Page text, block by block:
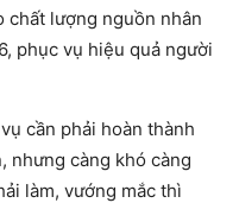
chất lượng nguồn nhân
phục vụ hiệu quả người
cần phải hoàn thành
nhưng càng khó càng
làm, vướng mắc thì